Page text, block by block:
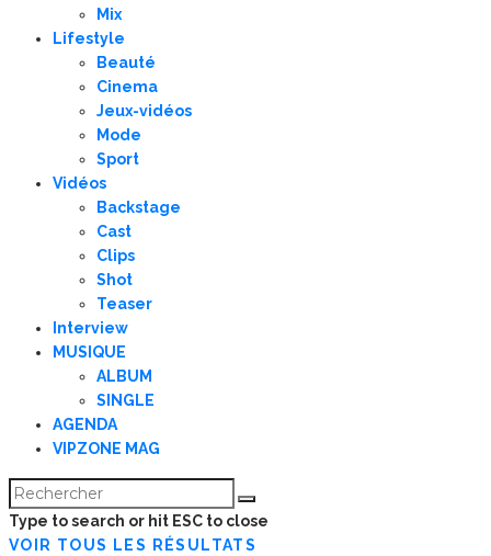
Mix
Lifestyle
Beauté
Cinema
Jeux-vidéos
Mode
Sport
Vidéos
Backstage
Cast
Clips
Shot
Teaser
Interview
MUSIQUE
ALBUM
SINGLE
AGENDA
VIPZONE MAG
Type to search or hit ESC to close
VOIR TOUS LES RÉSULTATS